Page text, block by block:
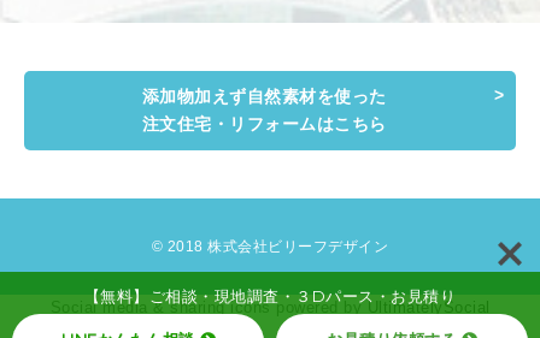
添加物加えず自然素材を使った
注文住宅・リフォームはこちら
© 2018 株式会社ビリーフデザイン
Social media & sharing icons powered by UltimatelySocial
【無料】ご相談・現地調査・３Dパース・お見積り